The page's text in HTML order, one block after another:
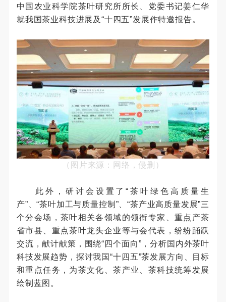
中国农业科学院茶叶研究所所长、党委书记姜仁华
就我国茶业科技进展及“十四五”发展作特邀报告。
（图片来源：网络，侵删）
此外，研讨会设置了“茶叶绿色高质量生
产”、“茶叶加工与质量控制”、“茶产业高质量发展”三
个分会场，茶叶相关各领域的领衔专家、重点产茶
省市县、重点茶叶龙头企业等与会代表，纷纷踊跃
交流，献计献策，围绕“四个面向”，分析国内外茶叶
科技发展趋势，探讨我国“十四五”茶发展方向、目标
和重点任务，为茶文化、茶产业、茶科技统筹发展
绘制蓝图。